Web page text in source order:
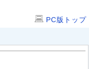
PC版トップ